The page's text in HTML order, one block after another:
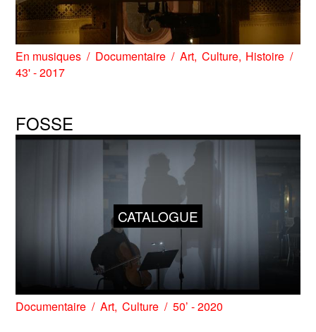
En musiques Documentaire Art Culture Histoire
43' - 2017
FOSSE
CATALOGUE
Documentaire Art Culture 50’ - 2020